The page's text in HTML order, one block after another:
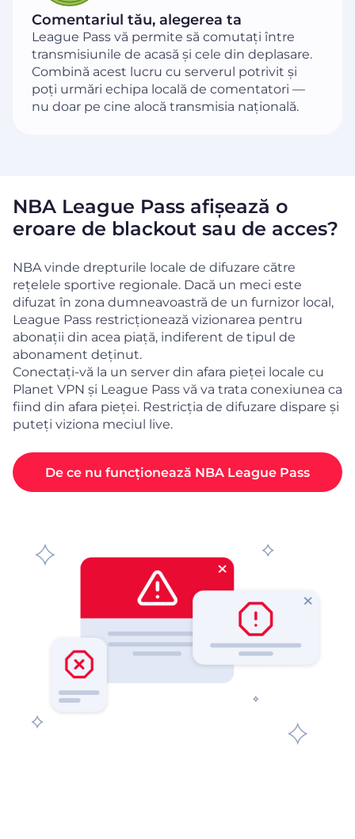
Comentariul tău, alegerea ta
League Pass vă permite să comutați între
transmisiunile de acasă și cele din deplasare.
Combină acest lucru cu serverul potrivit și
poți urmări echipa locală de comentatori —
nu doar pe cine alocă transmisia națională.
NBA League Pass afișează o
eroare de blackout sau de acces?
NBA vinde drepturile locale de difuzare către
rețelele sportive regionale. Dacă un meci este
difuzat în zona dumneavoastră de un furnizor local,
League Pass restricționează vizionarea pentru
abonații din acea piață, indiferent de tipul de
abonament deținut.
Conectați-vă la un server din afara pieței locale cu
Planet VPN și League Pass vă va trata conexiunea ca
fiind din afara pieței. Restricția de difuzare dispare și
puteți viziona meciul live.
De ce nu funcționează NBA League Pass